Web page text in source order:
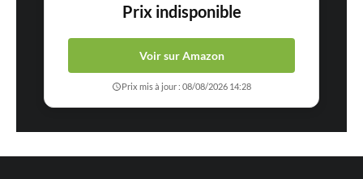
Prix indisponible
Voir sur Amazon
Prix mis à jour : 08/08/2026 14:28